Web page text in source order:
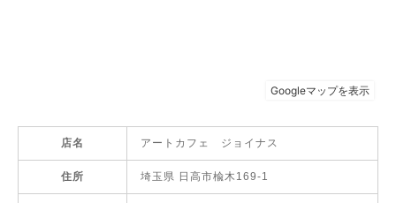
店名 アートカフェ ジョイナス
住所 埼玉県 日高市楡木169-1